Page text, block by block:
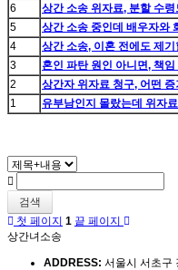
6
상간 소송 위자료, 분할 수
5
상간 소송 중인데 배우자와
4
상간 소송, 이혼 전에도 제
3
혼인 파탄 원인 아니면, 책
2
상간자 위자료 청구, 어떤
1
유부남인지 몰랐는데 위자
검색
첫 페이지 1 끝 페이지
상간녀소송
ADDRESS: 서울시 서초구